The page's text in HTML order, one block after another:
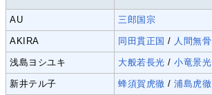
AU 三郎国宗
AKIRA 同田貫正国 / 人間無骨
浅島ヨシユキ 大般若長光 /小竜景光
新井テル子 蜂須賀虎徹 /浦島虎徹